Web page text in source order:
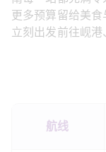
更多预算留给美
立刻出发前往岘
航线